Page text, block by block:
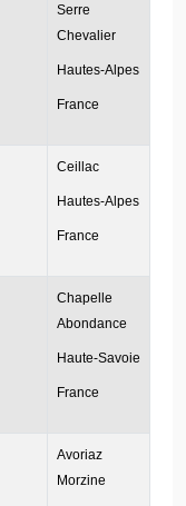
Serre
Chevalier
Hautes-Alpes
France
Ceillac
Hautes-Alpes
France
Chapelle
Abondance
Haute-Savoie
France
Avoriaz
Morzine